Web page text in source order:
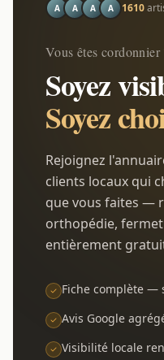
A A A A 1610
Vous êtes cordonnier
Soyez
Soyez
Rejoignez
clients locaux qui
que vous faites —
orthopédie,
entièrement
Fiche complète —
Avis Google
Visibilité locale